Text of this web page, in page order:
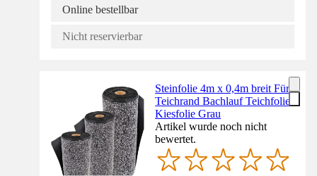
Online bestellbar
Nicht reservierbar
Steinfolie 4m x 0,4m breit Für
Teichrand Bachlauf Teichfolie
Kiesfolie Grau
Artikel wurde noch nicht
bewertet.